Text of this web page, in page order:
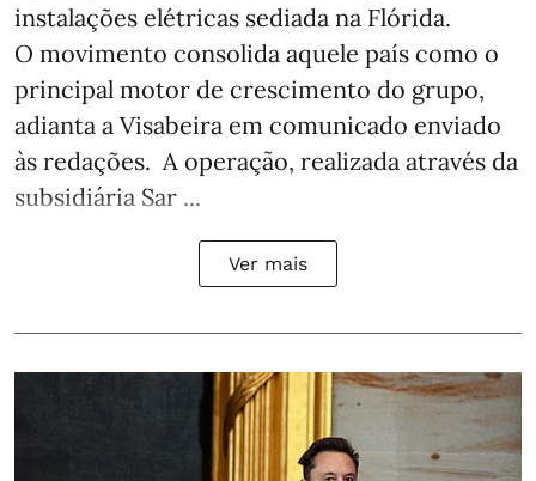
instalações elétricas sediada na Flórida.
O movimento consolida aquele país como o
principal motor de crescimento do grupo,
adianta a Visabeira em comunicado enviado
às redações. A operação, realizada através da
subsidiária Sar ...
Ver mais